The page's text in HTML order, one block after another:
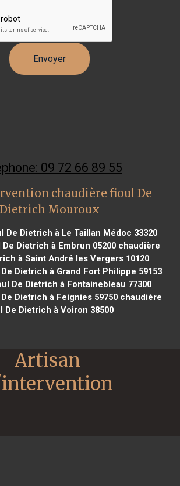
09 72 66 89 55
chaudière fioul De
Dietrich Mouroux
De Dietrich à Le Taillan Médoc 33320
Dietrich à Embrun 05200 chaudière
à Saint André les Vergers 10120
Dietrich à Grand Fort Philippe 59153
De Dietrich à Fontainebleau 77300
Dietrich à Feignies 59750 chaudière
De Dietrich à Voiron 38500
Artisan